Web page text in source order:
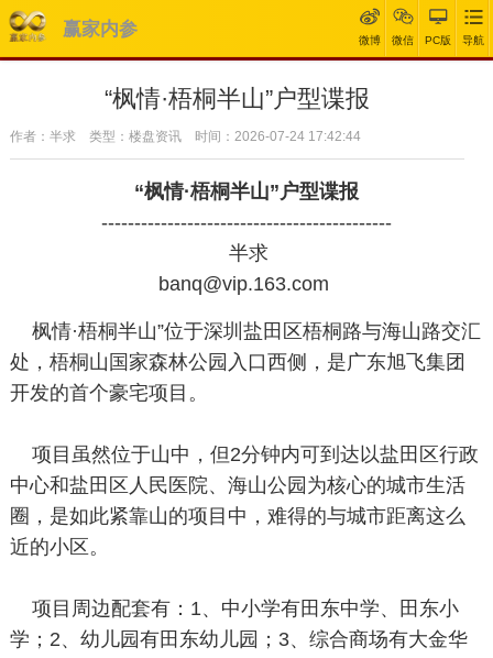
赢家内参
微博 微信 PC版 导航
“枫情·梧桐半山”户型谍报
作者：半求 类型：楼盘资讯 时间：2026-07-24 17:42:44
“枫情·梧桐半山”户型谍报
--------------------------------------------
半求
banq@vip.163.com
枫情·梧桐半山”位于深圳盐田区梧桐路与海山路交汇
处，梧桐山国家森林公园入口西侧，是广东旭飞集团
开发的首个豪宅项目。
项目虽然位于山中，但2分钟内可到达以盐田区行政
中心和盐田区人民医院、海山公园为核心的城市生活
圈，是如此紧靠山的项目中，难得的与城市距离这么
近的小区。
项目周边配套有：1、中小学有田东中学、田东小
学；2、幼儿园有田东幼儿园；3、综合商场有大金华